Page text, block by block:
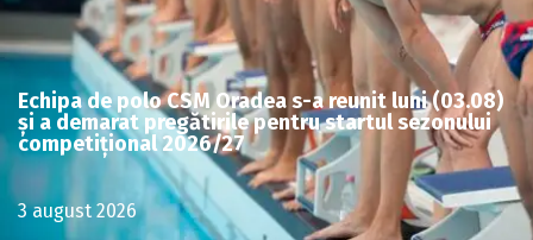
Echipa de polo CSM Oradea s-a reunit luni (03.08)
și a demarat pregătirile pentru startul sezonului
competițional 2026/27
3 august 2026